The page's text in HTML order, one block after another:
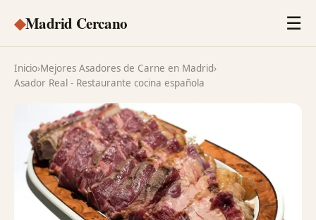
◆Madrid Cercano ☰
Inicio›Mejores Asadores de Carne en Madrid›
Asador Real - Restaurante cocina española